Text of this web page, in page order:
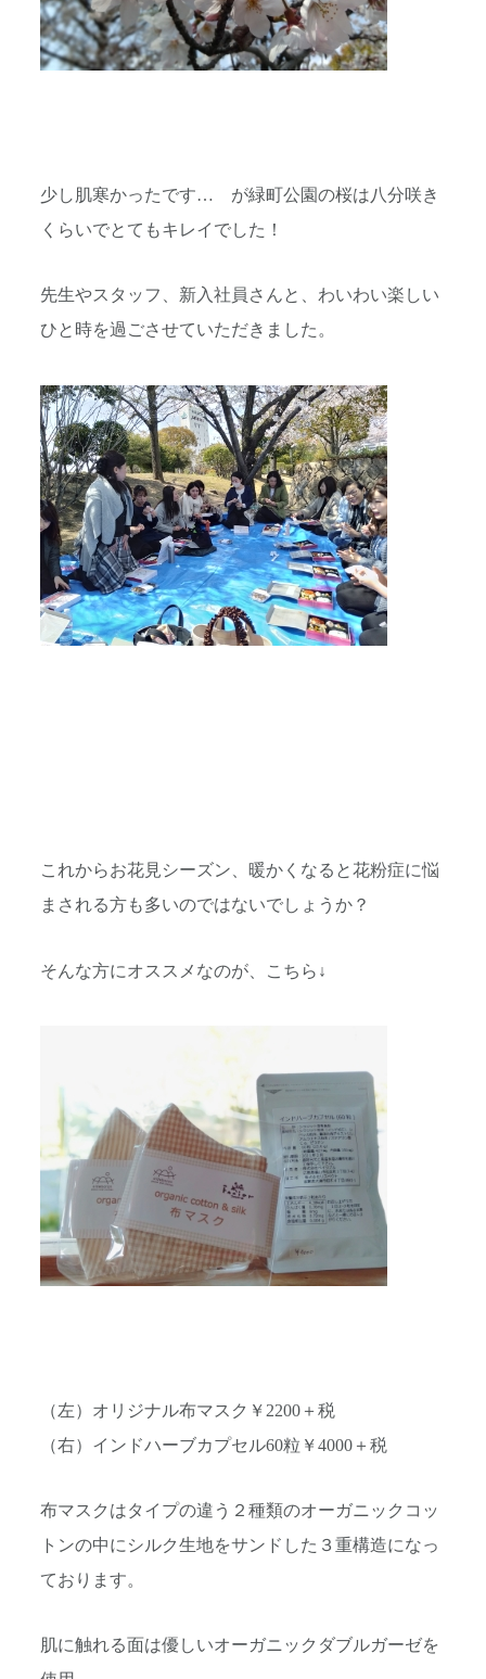
少し肌寒かったです… が緑町公園の桜は八分咲き
くらいでとて もキレイでした！
先生やスタッフ、新入社員さんと、わいわい楽しい
ひと時を過ごさせていただきました。
これからお花見シーズン、暖かくなると花粉症に悩
まされる方も多いのではないでしょうか？
そんな方にオススメなのが、こちら↓
（左）オリジナル布マスク￥2200＋税
（右）インドハーブカプセル60粒￥4000＋税
布マスクはタイプの違う２種類のオーガニックコッ
トンの中にシルク生地をサンドした３重構造になっ
ております。
肌に触れる面は優しいオーガニックダブルガーゼを